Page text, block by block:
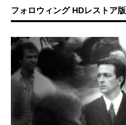
フォロウィング HDレストア版